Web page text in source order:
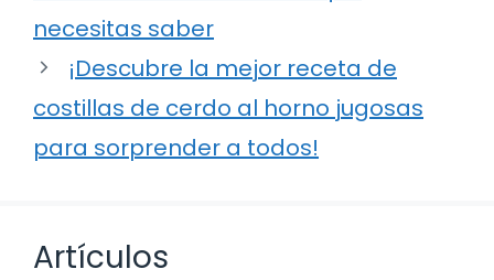
necesitas saber
¡Descubre la mejor receta de
costillas de cerdo al horno jugosas
para sorprender a todos!
Artículos